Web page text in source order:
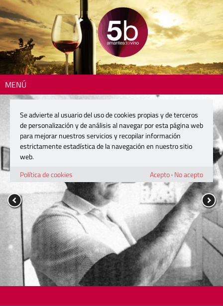
MENÚ
Se advierte al usuario del uso de cookies propias y de terceros
de personalización y de análisis al navegar por esta página web
para mejorar nuestros servicios y recopilar información
estrictamente estadística de la navegación en nuestro sitio
web.
Política de cookies
Acepto· No acepto